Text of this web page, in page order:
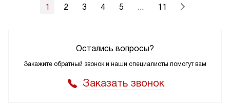
1 2 3 4 5 ... 11
Остались вопросы?
Закажите обратный звонок и наши специалисты помогут вам
Заказать звонок